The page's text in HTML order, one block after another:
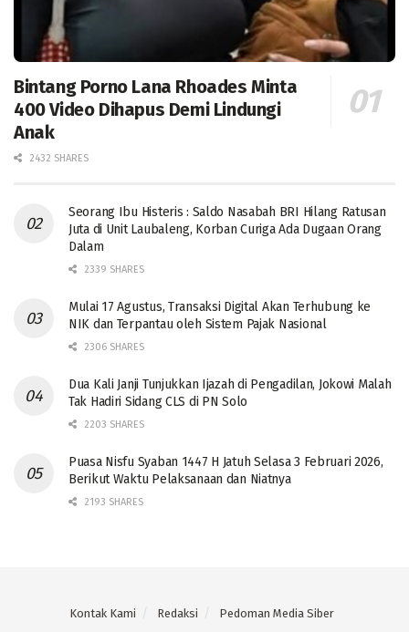
Bintang Porno Lana Rhoades Minta
400 Video Dihapus Demi Lindungi
Anak
2432 SHARES
Seorang Ibu Histeris : Saldo Nasabah BRI Hilang Ratusan
Juta di Unit Laubaleng, Korban Curiga Ada Dugaan Orang
Dalam
2339 SHARES
Mulai 17 Agustus, Transaksi Digital Akan Terhubung ke
NIK dan Terpantau oleh Sistem Pajak Nasional
2306 SHARES
Dua Kali Janji Tunjukkan Ijazah di Pengadilan, Jokowi Malah
Tak Hadiri Sidang CLS di PN Solo
2203 SHARES
Puasa Nisfu Syaban 1447 H Jatuh Selasa 3 Februari 2026,
Berikut Waktu Pelaksanaan dan Niatnya
2193 SHARES
Kontak Kami Redaksi Pedoman Media Siber